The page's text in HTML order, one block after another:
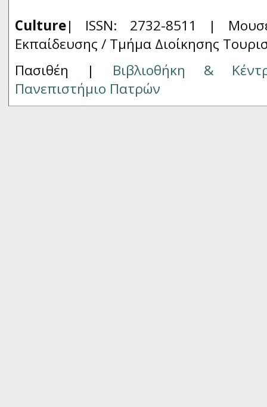
Culture| ISSN: 2732-8511 |
Εκπαίδευσης / Τμήμα Διοίκησης
Πασιθέη | Βιβλιοθήκη &
Πανεπιστήμιο Πατρών